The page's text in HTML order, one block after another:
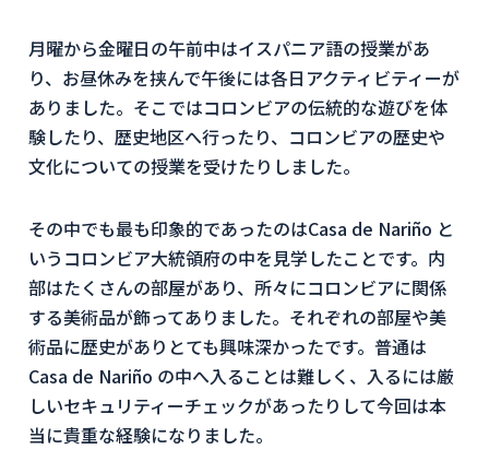
月曜から金曜日の午前中はイスパニア語の授業があ
り、お昼休みを挟んで午後には各日アクティビティーが
ありました。そこではコロンビアの伝統的な遊びを体
験したり、歴史地区へ行ったり、コロンビアの歴史や
文化についての授業を受けたりしました。
その中でも最も印象的であったのはCasa de Nariño と
いうコロンビア大統領府の中を見学したことです。内
部はたくさんの部屋があり、所々にコロンビアに関係
する美術品が飾ってありました。それぞれの部屋や美
術品に歴史がありとても興味深かったです。普通は
Casa de Nariño の中へ入ることは難しく、入るには厳
しいセキュリティーチェックがあったりして今回は本
当に貴重な経験になりました。